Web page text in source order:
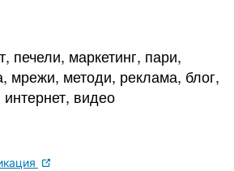
печели, маркетинг, пари,
мрежи, методи, реклама, блог,
видео